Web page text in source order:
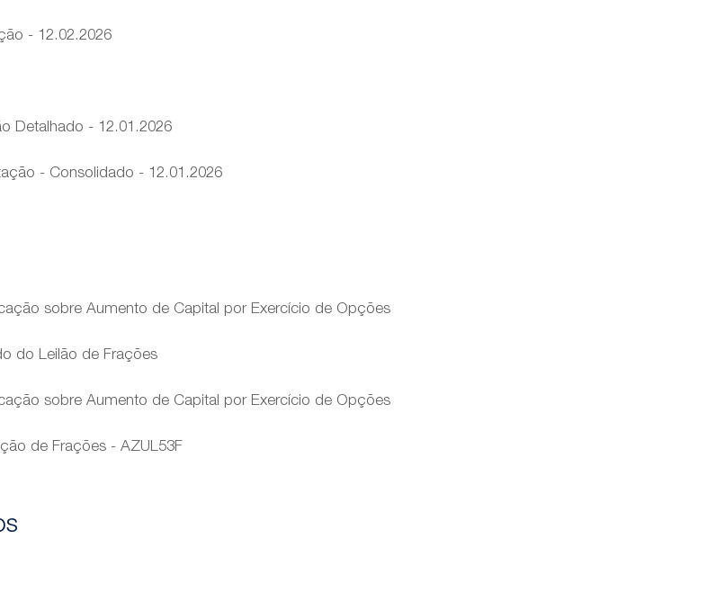
- 12.02.2026
Detalhado - 12.01.2026
- Consolidado - 12.01.2026
sobre Aumento de Capital por Exercício de Opções
do Leilão de Frações
sobre Aumento de Capital por Exercício de Opções
de Frações - AZUL53F